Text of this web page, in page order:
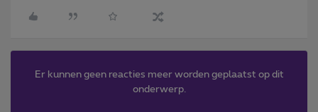
Er kunnen geen reacties meer worden geplaatst op dit
onderwerp.